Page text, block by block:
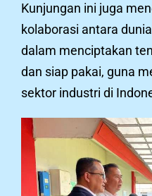
Kunjungan ini juga
kolaborasi antara
dalam menciptakan
dan siap pakai, guna
sektor industri di